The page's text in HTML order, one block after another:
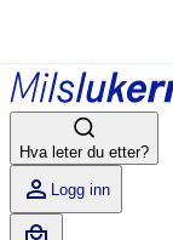
Hva leter du etter?
Logg inn